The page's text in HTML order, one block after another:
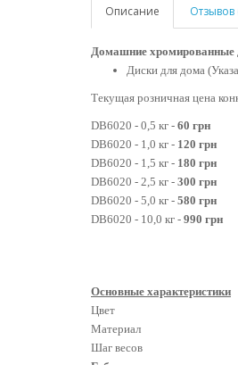
Описание Отзывов
Домашние хромированные
Диски для дома (У
Текущая розничная цена
DB6020 - 0,5 кг - 60 грн
DB6020 - 1,0 кг - 120 грн
DB6020 - 1,5 кг - 180 грн
DB6020 - 2,5 кг - 300 грн
DB6020 - 5,0 кг - 580 грн
DB6020 - 10,0 кг - 990 грн
Основные характеристики
Цвет
Материал
Шаг весов